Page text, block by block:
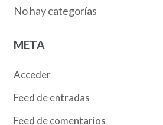
No hay categorías
META
Acceder
Feed de entradas
Feed de comentarios